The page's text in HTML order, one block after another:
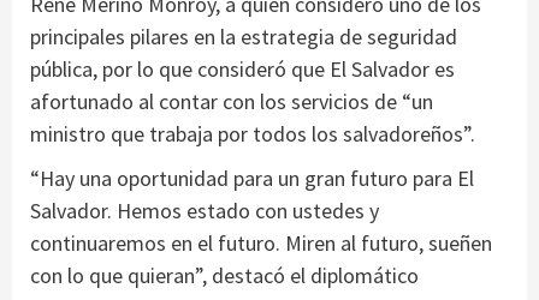
principales pilares en la estrategia de seguridad
pública, por lo que consideró que El Salvador es
afortunado al contar con los servicios de “un
ministro que trabaja por todos los salvadoreños”.
“Hay una oportunidad para un gran futuro para El
Salvador. Hemos estado con ustedes y
continuaremos en el futuro. Miren al futuro, sueñen
con lo que quieran”, destacó el diplomático